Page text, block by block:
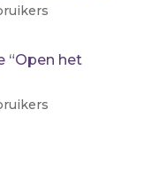
“Open het